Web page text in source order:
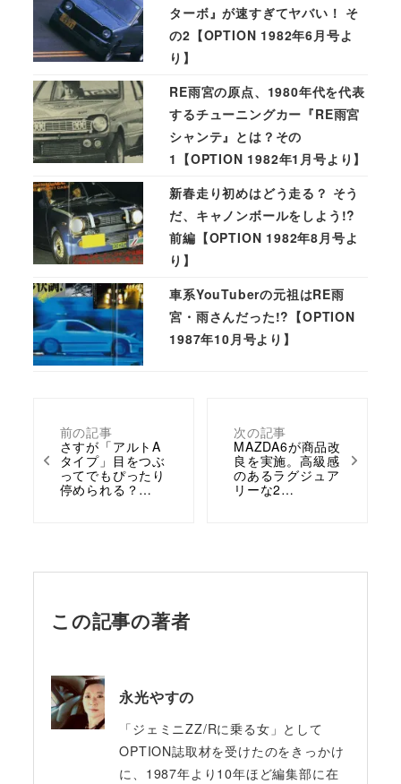
前の記事
さすが「アルトA
タイプ」目をつぶ
ってでもぴったり
停められる？…
次の記事
MAZDA6が商品改
良を実施。高級感
のあるラグジュア
リーな2…
ターボ』が速すぎてヤバい！ そ
の2【OPTION 1982年6月号よ
り】
RE雨宮の原点、1980年代を代表
するチューニングカー『RE雨宮
シャンテ』とは？その
1【OPTION 1982年1月号より】
新春走り初めはどう走る？ そう
だ、キャノンボールをしよう!?
前編【OPTION 1982年8月号よ
り】
車系YouTuberの元祖はRE雨
宮・雨さんだった!?【OPTION
1987年10月号より】
この記事の著者
永光やすの
「ジェミニZZ/Rに乗る女」として
OPTION誌取材を受けたのをきっかけ
に、1987年より10年ほど編集部に在